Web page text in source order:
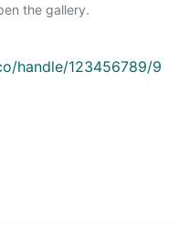
the gallery.
handle/123456789/9